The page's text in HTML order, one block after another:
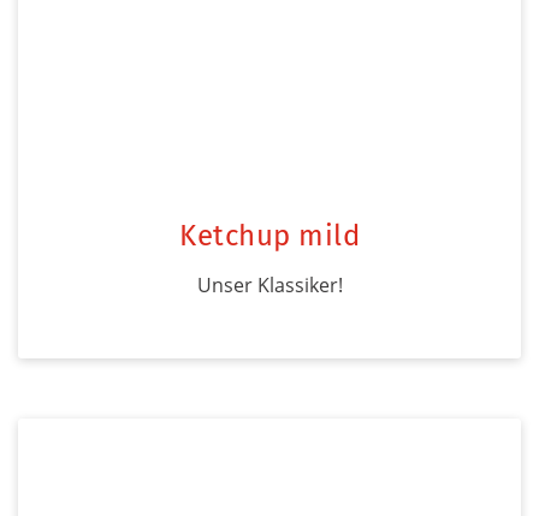
Ketchup mild
Unser Klassiker!